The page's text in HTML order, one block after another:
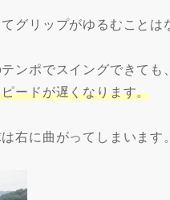
グリップがゆるむことは
ンポでスイングできても、
ードが遅くなります。
右に曲がってしまいます。